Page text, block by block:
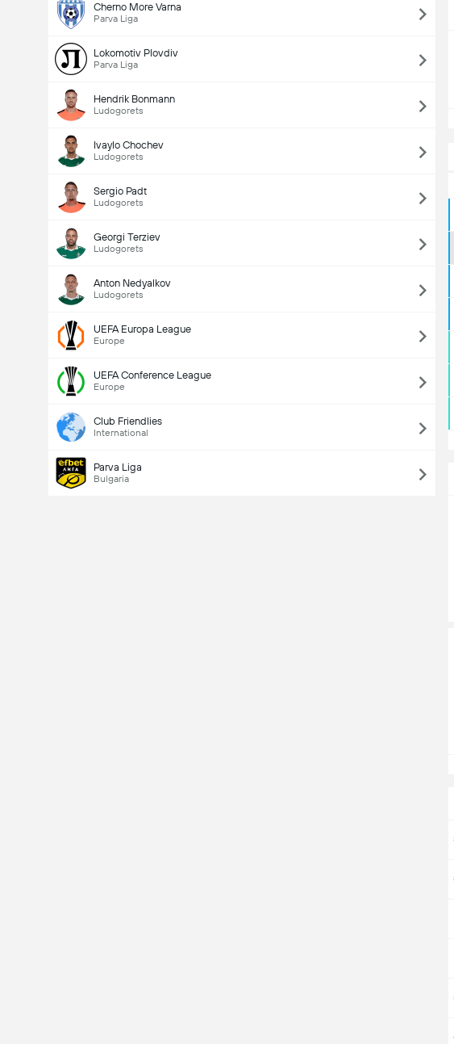
Cherno More Varna
Parva Liga
Lokomotiv Plovdiv
Parva Liga
Hendrik Bonmann
Ludogorets
Ivaylo Chochev
Ludogorets
Sergio Padt
Ludogorets
Georgi Terziev
Ludogorets
Anton Nedyalkov
Ludogorets
UEFA Europa League
Europe
UEFA Conference League
Europe
Club Friendlies
International
Parva Liga
Bulgaria